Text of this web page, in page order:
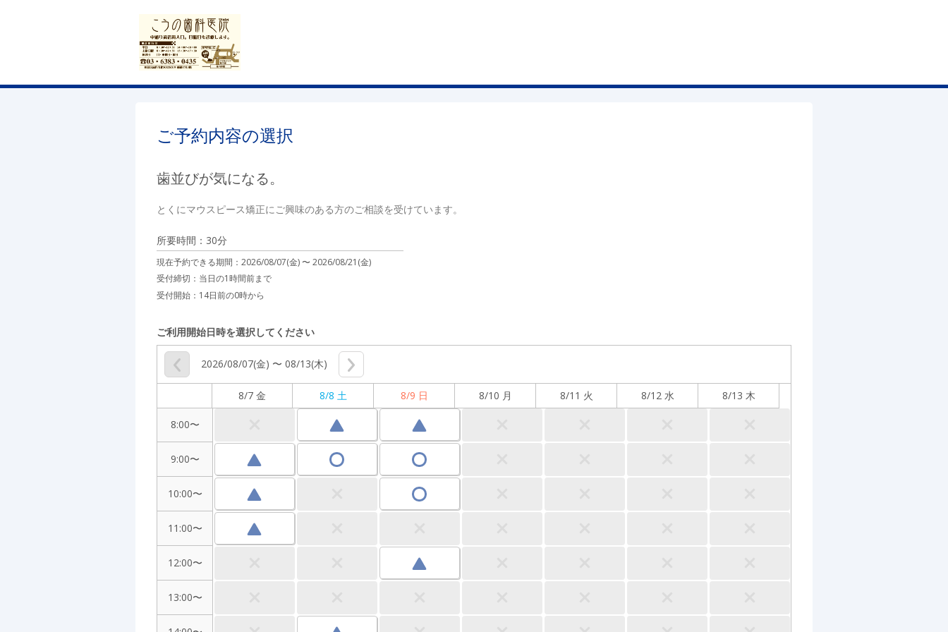
ご予約内容の選択
歯並びが気になる。
とくにマウスピース矯正にご興味のある方のご相談を受けています。
所要時間：30分
現在予約できる期間： 2026/08/07(金) 〜2026/08/21(金)
受付締切： 当日の1時間前まで
受付開始： 14日前の0時から
ご利用開始日時を選択してください
2026/08/07(金) 〜 08/13(木)
8/7 金 8/8 土 8/9 日 8/10 月 8/11 火 8/12 水 8/13 木
8:00〜
9:00〜
10:00〜
11:00〜
12:00〜
13:00〜